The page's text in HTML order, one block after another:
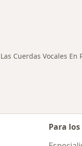
Cuerdas Vocales En
Para